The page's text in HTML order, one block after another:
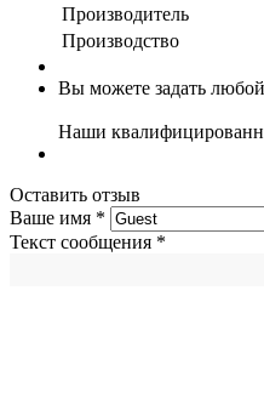
Производитель
Производство
Вы можете задать
Наши
Оставить отзыв
Ваше имя *
Текст сообщения *